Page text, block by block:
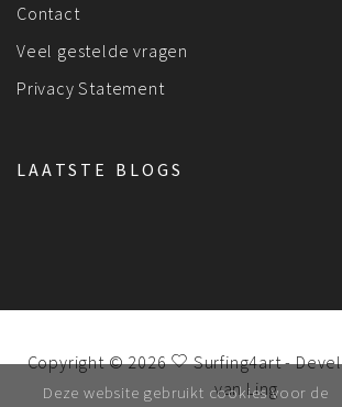
Contact
Veel gestelde vragen
Privacy Statement
LAATSTE BLOGS
Copyright © 2026 Surfing4art-
van Ling
Deze website gebruikt cookies voor de